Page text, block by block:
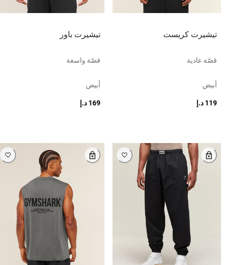
تيشيرت كريست
قصّة عادية
أبيض
119 د.إ
تيشيرت باور
قصّة واسعة
أبيض
169 د.إ